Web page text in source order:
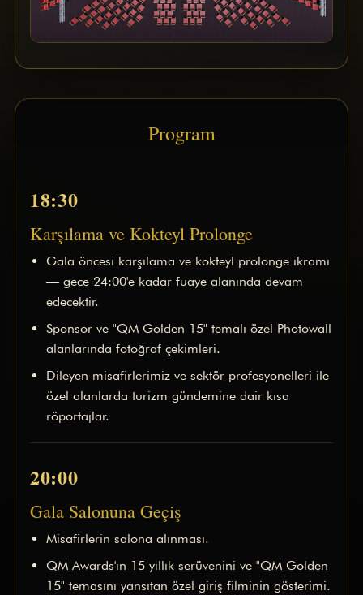
Ödül Töreni
Sponsorlar
QM Katalog
Ödül Töreni
QM Katalog
Ödül Töreni
QM AWARDS 2014
QM AWARDS 2013
Davetliler
QM AWARDS 2012
Sponsorlar
QM AWARDS 2011
Basında Biz
Ödül Töreni
Basında Biz
Program
18:30
Karşılama ve Kokteyl Prolonge
Gala öncesi karşılama ve kokteyl prolonge ikramı
— gece 24:00'e kadar fuaye alanında devam
edecektir.
Sponsor ve "QM Golden 15" temalı özel Photowall
alanlarında fotoğraf çekimleri.
Dileyen misafirlerimiz ve sektör profesyonelleri ile
özel alanlarda turizm gündemine dair kısa
röportajlar.
20:00
Gala Salonuna Geçiş
Misafirlerin salona alınması.
QM Awards'ın 15 yıllık serüvenini ve "QM Golden
15" temasını yansıtan özel giriş filminin gösterimi.